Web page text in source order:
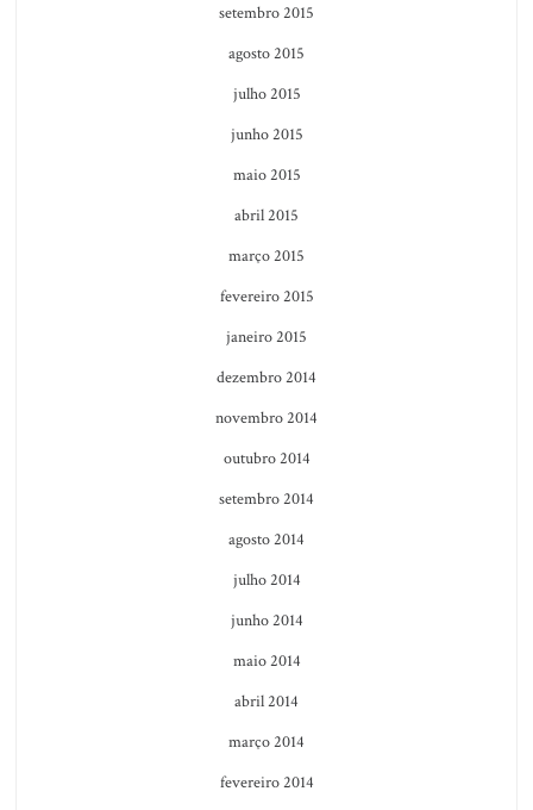
setembro 2015
agosto 2015
julho 2015
junho 2015
maio 2015
abril 2015
março 2015
fevereiro 2015
janeiro 2015
dezembro 2014
novembro 2014
outubro 2014
setembro 2014
agosto 2014
julho 2014
junho 2014
maio 2014
abril 2014
março 2014
fevereiro 2014